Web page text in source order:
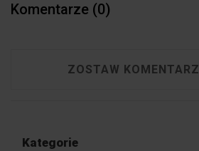
Komentarze (0)
ZOSTAW KOMENTARZ
Kategorie